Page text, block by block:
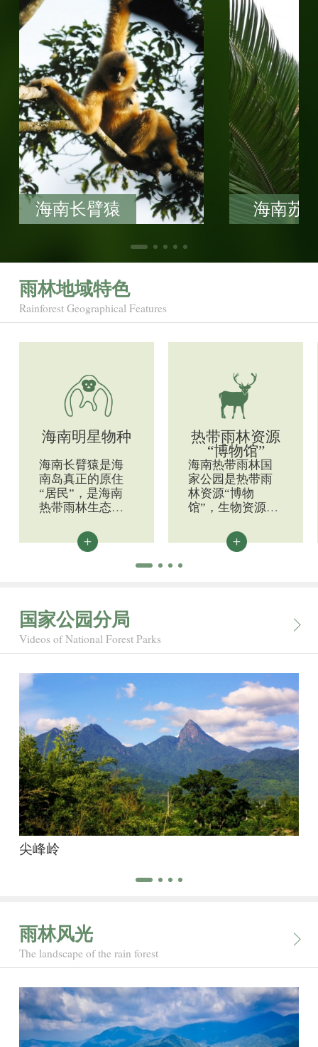
海南长臂猿 海南苏
雨林地域特色
Rainforest Geographical Features
海南明星物种
海南长臂猿是海
南岛真正的原住
“居民”，是海南
热带雨林生态系
性的指示物种;海
南坡鹿是中国17
热带雨林资源
“博物馆”
海南热带雨林国
家公园是热带雨
林资源“博物
馆”，生物资源非
有野生维管植物
220科1142属3577
国家公园分局
Videos of National Forest Parks
尖峰岭
雨林风光
The landscape of the rain forest